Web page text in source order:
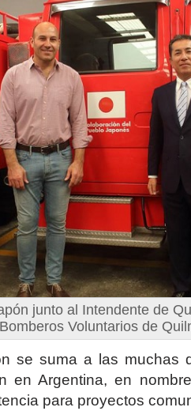
junto al Intendente de
Bomberos Voluntarios de
se suma a las muchas
en Argentina, en
para proyectos